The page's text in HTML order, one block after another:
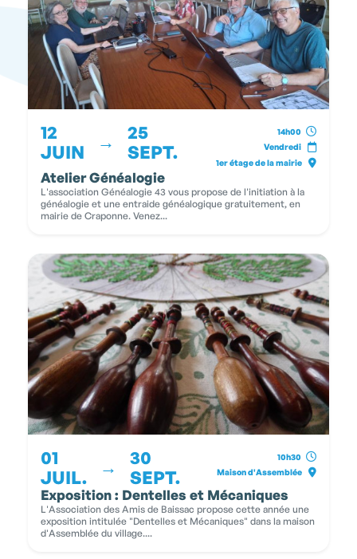
12
JUIN
→
25
SEPT.
14h00
Vendredi
1er étage de la mairie
Atelier Généalogie
L'association Généalogie 43 vous propose de l'initiation à la
généalogie et une entraide généalogique gratuitement, en
mairie de Craponne. Venez...
01
JUIL.
→
30
SEPT.
10h30
Maison d'Assemblée
Exposition : Dentelles et Mécaniques
L'Association des Amis de Baissac propose cette année une
exposition intitulée "Dentelles et Mécaniques" dans la maison
d'Assemblée du village....